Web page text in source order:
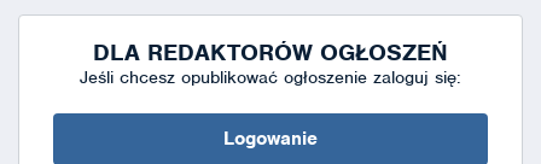
DLA REDAKTORÓW OGŁOSZEŃ
Jeśli chcesz opublikować ogłoszenie zaloguj się:
Logowanie